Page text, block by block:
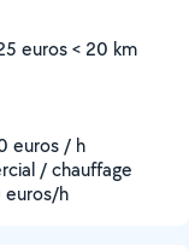
euros < 20 km
euros / h
/ chauffage
euros/h